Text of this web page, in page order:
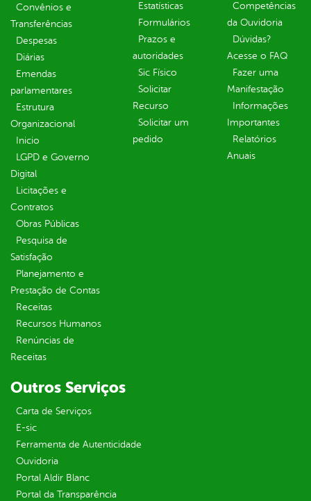
Convênios e
Transferências
Despesas
Diárias
Emendas
parlamentares
Estrutura
Organizacional
Inicio
LGPD e Governo
Digital
Licitações e
Contratos
Obras Públicas
Pesquisa de
Satisfação
Planejamento e
Prestação de Contas
Receitas
Recursos Humanos
Renúncias de
Receitas
Estatísticas
Formulários
Prazos e
autoridades
Sic Físico
Solicitar
Recurso
Solicitar um
pedido
Competências
da Ouvidoria
Dúvidas?
Acesse o FAQ
Fazer uma
Manifestação
Informações
Importantes
Relatórios
Anuais
Outros Serviços
Carta de Serviços
E-sic
Ferramenta de Autenticidade
Ouvidoria
Portal Aldir Blanc
Portal da Transparência